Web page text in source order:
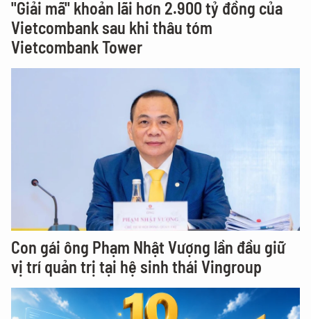
"Giải mã" khoản lãi hơn 2.900 tỷ đồng của
Vietcombank sau khi thâu tóm
Vietcombank Tower
Con gái ông Phạm Nhật Vượng lần đầu giữ
vị trí quản trị tại hệ sinh thái Vingroup